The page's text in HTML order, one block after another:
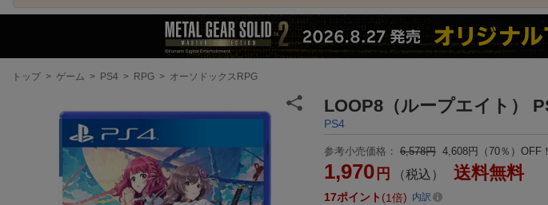
現
トップ > ゲーム > PS4 > RPG > オーソドックスRPG
LOOP8（ループエイト）
PS4
参考小売価格： 6,578円 4,608円（70％）OFF！
1,970 円 （税込） 送料無料
17ポイント 1倍 内訳